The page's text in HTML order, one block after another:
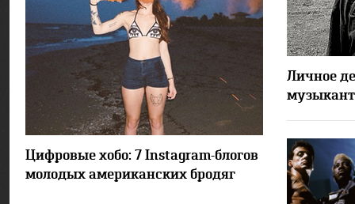
Цифровые хобо: 7 Instagram-блогов
молодых американских бродяг
Личное